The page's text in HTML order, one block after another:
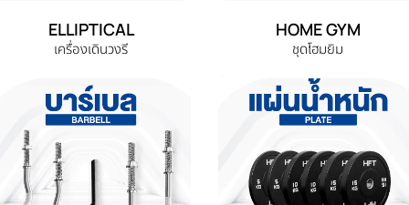
ELLIPTICAL
เครื่องเดินวงรี
HOME GYM
ชุดโฮมยิม